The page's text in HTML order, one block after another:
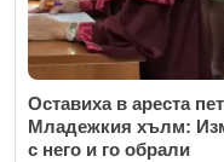
Оставиха в ареста
Младежкия хълм:
с него и го обрали